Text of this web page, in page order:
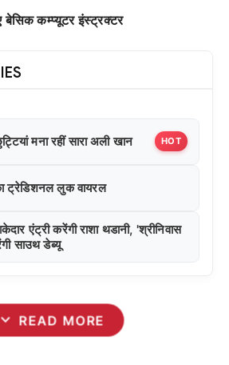
बेसिक कम्प्यूटर इंस्ट्रक्टर
मना रहीं सारा अली खान HOT
ट्रेडिशनल लुक वायरल
एंट्री करेंगी राशा थडानी, 'श्रीनिवास
साउथ डेब्यू
expand_more READ MORE